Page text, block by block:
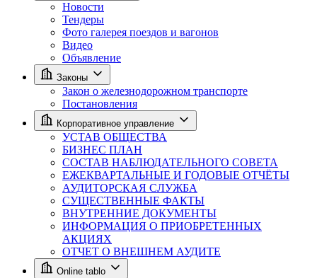
Новости
Тендеры
Фото галерея поездов и вагонов
Видео
Объявление
Законы
Закон о железнодорожном транспорте
Постановления
Корпоративное управление
УСТАВ ОБЩЕСТВА
БИЗНЕС ПЛАН
СОСТАВ НАБЛЮДАТЕЛЬНОГО СОВЕТА
ЕЖЕКВАРТАЛЬНЫЕ И ГОДОВЫЕ ОТЧЁТЫ
АУДИТОРСКАЯ СЛУЖБА
СУЩЕСТВЕННЫЕ ФАКТЫ
ВНУТРЕННИЕ ДОКУМЕНТЫ
ИНФОРМАЦИЯ О ПРИОБРЕТЕННЫХ
АКЦИЯХ
ОТЧЕТ О ВНЕШНЕМ АУДИТЕ
Online tablo